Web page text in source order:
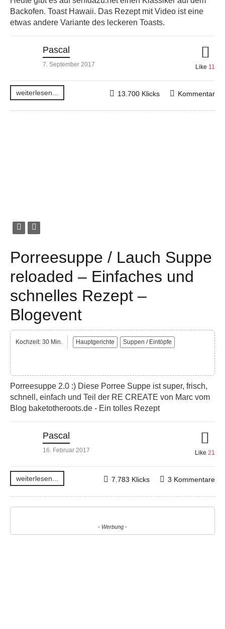
Backofen. Toast Hawaii. Das Rezept mit Video ist eine
etwas andere Variante des leckeren Toasts.
Pascal
7. September 2017 Like 11
weiterlesen... Kommentar
13.700 Klicks
Porreesuppe / Lauch Suppe
reloaded – Einfaches und
schnelles Rezept –
Blogevent
Kochzeit: 30 Min. Hauptgerichte Suppen / Eintöpfe
Porreesuppe 2.0 :) Diese Porree Suppe ist super, frisch,
schnell, einfach und Teil der RE CREATE von Marc vom
Blog baketotheroots.de - Ein tolles Rezept
Pascal
16. Februar 2017 Like 21
weiterlesen... 3 Kommentare
7.783 Klicks
- Werbung -